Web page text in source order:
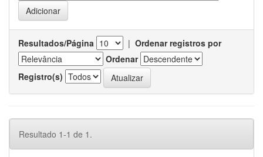
Resultados/Página | Ordenar registros por
Ordenar
Registro(s)
Resultado 1-1 de 1.